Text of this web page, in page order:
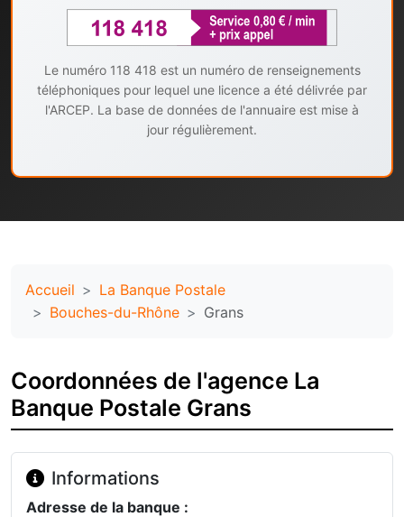
Le numéro 118 418 est un numéro de renseignements
téléphoniques pour lequel une licence a été délivrée par
l'ARCEP. La base de données de l'annuaire est mise à
jour régulièrement.
Accueil
La Banque Postale
Bouches-du-Rhône
Grans
Coordonnées de l'agence La
Banque Postale Grans
Informations
Adresse de la banque :